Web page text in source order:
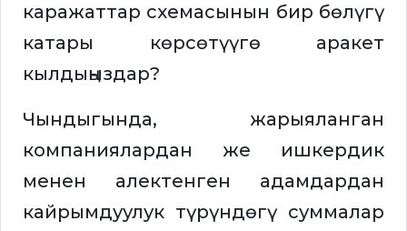
каражаттар схемасынын бир бөлүгү
катары көрсөтүүгө аракет
кылдыңыздар?
Чындыгында, жарыяланган
компаниялардан же ишкердик
менен алектенген адамдардан
кайрымдуулук түрүндөгү суммалар